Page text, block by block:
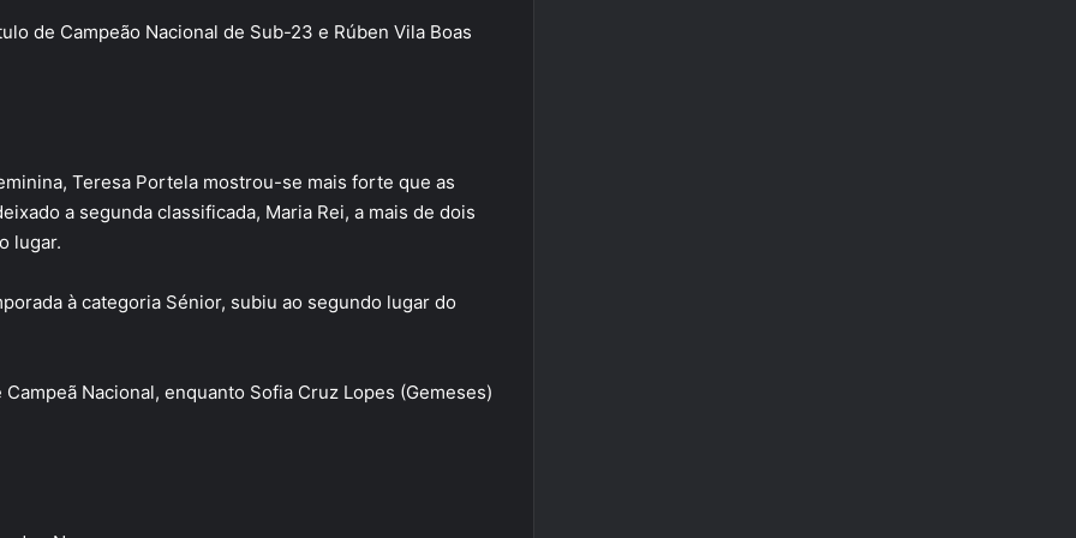
de Campeão Nacional de Sub-23 e Rúben Vila Boas
Teresa Portela mostrou-se mais forte que as
a segunda classificada, Maria Rei, a mais de dois
lugar.
à categoria Sénior, subiu ao segundo lugar do
Nacional, enquanto Sofia Cruz Lopes (Gemeses)